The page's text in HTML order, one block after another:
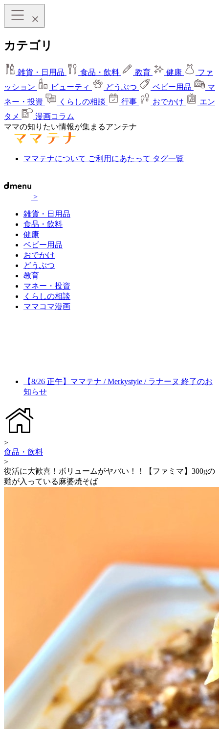
カテゴリ
雑貨・日用品 食品・飲料 教育 健康
ファ
ッション
ビューティ どうぶつ ベビー用品
マ
ネー・投資
くらしの相談 行事 おでかけ
エン
タメ
漫画コラム
ママの知りたい情報が集まるアンテナ
ママテナについて ご利用にあたって タグ一覧
>
雑貨・日用品
食品・飲料
健康
ベビー用品
おでかけ
どうぶつ
教育
マネー・投資
くらしの相談
ママコマ漫画
【8/26 正午】ママテナ / Merkystyle / ラナーヌ 終了のお
知らせ
>
食品・飲料
>
復活に大歓喜！ボリュームがヤバい！！【ファミマ】300gの
麺が入っている麻婆焼そば